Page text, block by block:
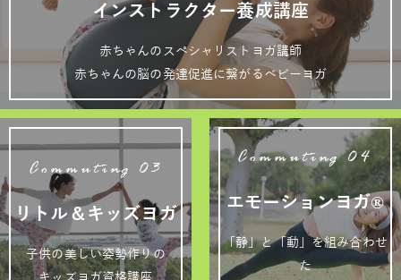
インストラクター養成講座
赤ちゃんのスペシャリストヨガ講師
赤ちゃんの脳の発達促進に繋がるベビーヨガ
Commuting 03
リトル＆キッズヨガ
子供の美しい姿勢作りの
Commuting 04
エモーションヨガ®
「静」と「動」を組み合わせ
た